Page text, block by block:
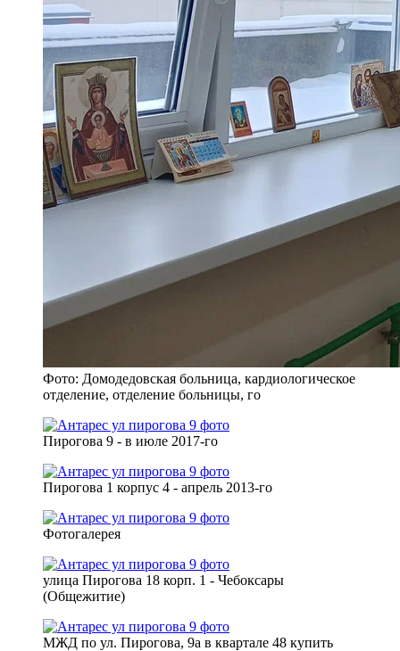
Фото: Домодедовская больница, кардиологическое
отделение, отделение больницы, го
Пирогова 9 - в июле 2017-го
Пирогова 1 корпус 4 - апрель 2013-го
Фотогалерея
улица Пирогова 18 корп. 1 - Чебоксары
(Общежитие)
МЖД по ул. Пирогова, 9а в квартале 48 купить